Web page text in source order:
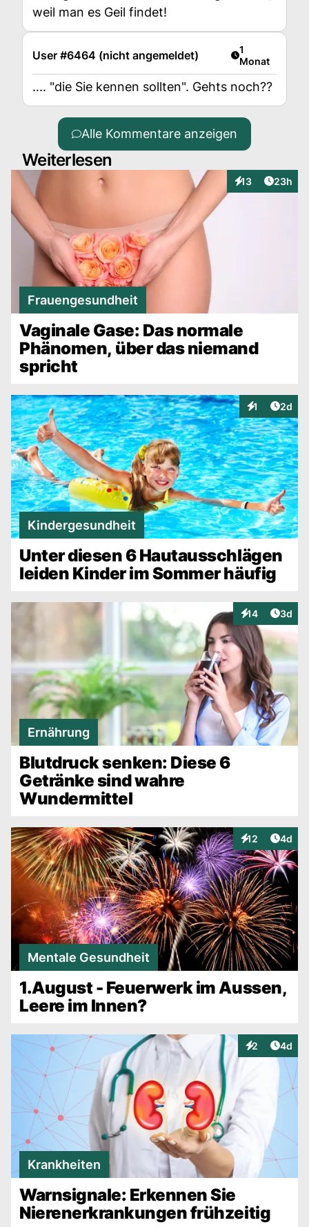
weil man es Geil findet!
User #6464 (nicht angemeldet) Artikel
1
Monat
.... "die Sie kennen sollten". Gehts noch??
Alle Kommentare anzeigen
Weiterlesen
13
Interaktionen
Artikel
23h
Frauengesundheit
Vaginale Gase: Das normale
Phänomen, über das niemand
spricht
1
Interaktionen
2d
Kindergesundheit
Unter diesen 6 Hautausschlägen
leiden Kinder im Sommer häufig
14
Interaktionen
3d
Ernährung
Blutdruck senken: Diese 6
Getränke sind wahre
Wundermittel
12
Interaktionen
4d
Mentale Gesundheit
1.August - Feuerwerk im Aussen,
Leere im Innen?
2
Interaktionen
4d
Krankheiten
Warnsignale: Erkennen Sie
Nierenerkrankungen frühzeitig